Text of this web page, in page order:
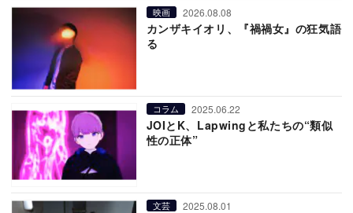
映画 2026.08.08
カンザキイオリ、『禍禍女』の狂気語
る
コラム 2025.06.22
JOIとK、Lapwingと私たちの“類似
性の正体”
文芸 2025.08.01